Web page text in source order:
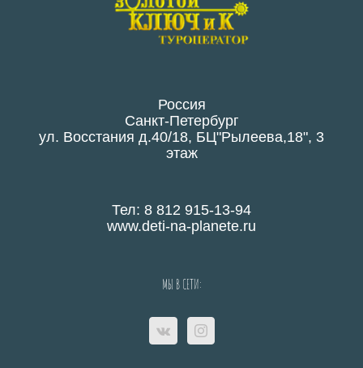
Россия
Санкт-Петербург
ул. Восстания д.40/18, БЦ"Рылеева,18", 3
этаж
Тел: 8 812 915-13-94
www.deti-na-planete.ru
МЫ В СЕТИ: